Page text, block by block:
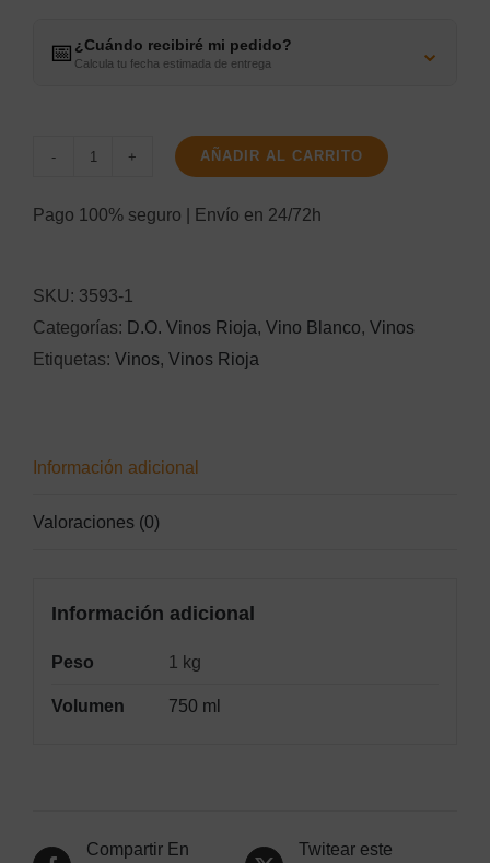
📅 ¿Cuándo recibiré mi pedido?
Calcula tu fecha estimada de entrega ⌄
AÑADIR AL CARRITO
Pago 100% seguro | Envío en 24/72h
SKU: 3593-1
Categorías: D.O. Vinos Rioja, Vino Blanco, Vinos
Etiquetas: Vinos, Vinos Rioja
Información adicional
Valoraciones (0)
Información adicional
Peso 1 kg
Volumen 750 ml
Compartir En
Twitear este